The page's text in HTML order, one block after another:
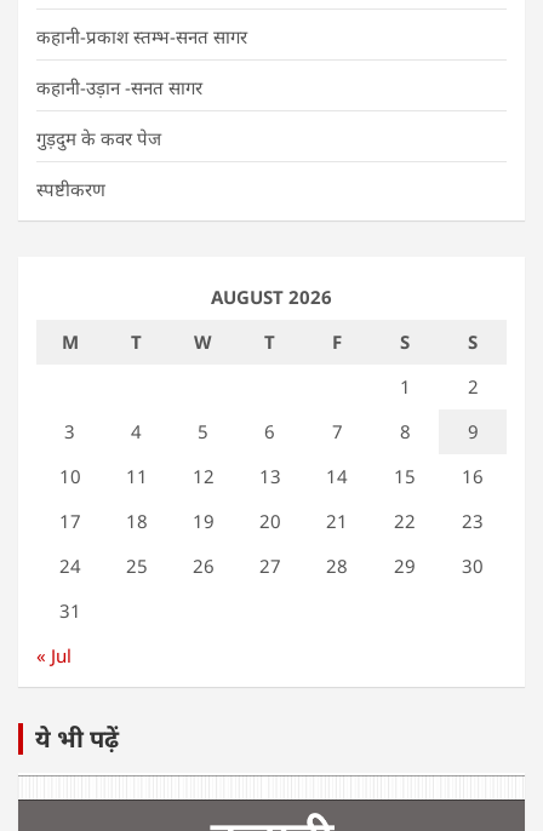
कहानी-प्रकाश स्तम्भ-सनत सागर
कहानी-उड़ान -सनत सागर
गुड़दुम के कवर पेज
स्पष्टीकरण
AUGUST 2026
M
T W T F S
S
1
2
3
4 5 6 7 8
9
10
11 12 13 14 15
16
17
18 19 20 21 22
23
24
25 26 27 28 29
30
31
« Jul
ये भी पढ़ें